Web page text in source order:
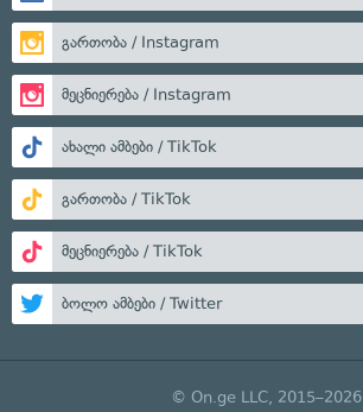
გართობა / Instagram
მეცნიერება / Instagram
ახალი ამბები / TikTok
გართობა / TikTok
მეცნიერება / TikTok
ბოლო ამბები / Twitter
© On.ge LLC, 2015–2026